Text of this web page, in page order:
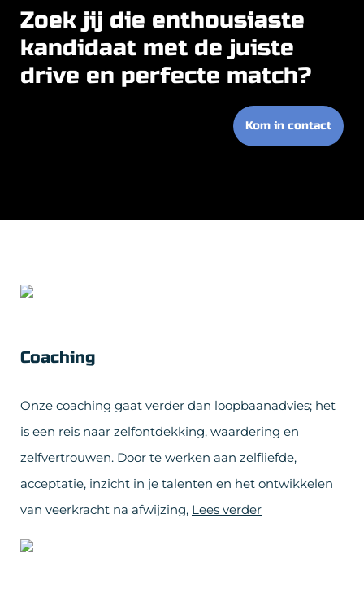
Zoek jij die enthousiaste
kandidaat met de juiste
drive en perfecte match?
Kom in contact
Coaching
Onze coaching gaat verder dan loopbaanadvies; het
is een reis naar zelfontdekking, waardering en
zelfvertrouwen. Door te werken aan zelfliefde,
acceptatie, inzicht in je talenten en het ontwikkelen
van veerkracht na afwijzing, Lees verder